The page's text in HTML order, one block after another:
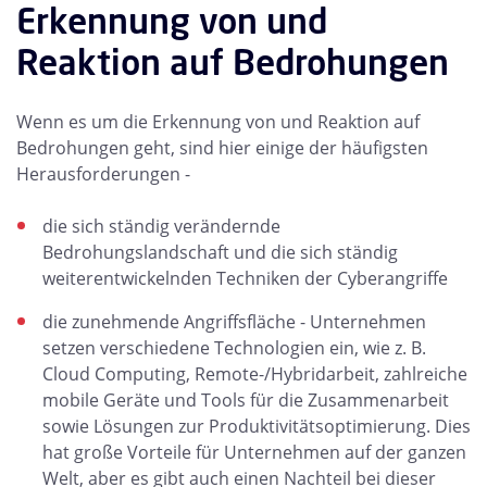
Erkennung von und
Reaktion auf Bedrohungen
Wenn es um die Erkennung von und Reaktion auf
Bedrohungen geht, sind hier einige der häufigsten
Herausforderungen -
die sich ständig verändernde
Bedrohungslandschaft und die sich ständig
weiterentwickelnden Techniken der Cyberangriffe
die zunehmende Angriffsfläche - Unternehmen
setzen verschiedene Technologien ein, wie z. B.
Cloud Computing, Remote-/Hybridarbeit, zahlreiche
mobile Geräte und Tools für die Zusammenarbeit
sowie Lösungen zur Produktivitätsoptimierung. Dies
hat große Vorteile für Unternehmen auf der ganzen
Welt, aber es gibt auch einen Nachteil bei dieser